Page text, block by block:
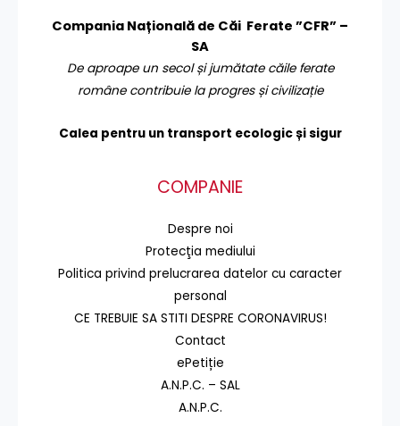
Compania Națională de Căi Ferate ”CFR” –
SA
De aproape un secol și jumătate căile ferate
române contribuie la progres și civilizație
Calea pentru un transport ecologic și sigur
COMPANIE
Despre noi
Protecţia mediului
Politica privind prelucrarea datelor cu caracter
personal
CE TREBUIE SA STITI DESPRE CORONAVIRUS!
Contact
ePetiție
A.N.P.C. – SAL
A.N.P.C.